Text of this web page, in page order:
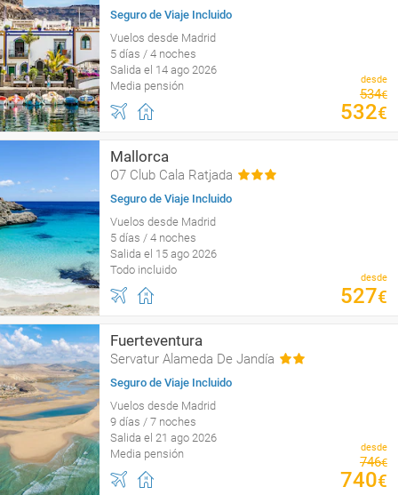
Seguro de Viaje Incluido
Vuelos desde Madrid
5 días / 4 noches
Salida el 14 ago 2026
Media pensión
desde
534€
532€
Mallorca
O7 Club Cala Ratjada
Seguro de Viaje Incluido
Vuelos desde Madrid
5 días / 4 noches
Salida el 15 ago 2026
Todo incluido
desde
527€
Fuerteventura
Servatur Alameda De Jandía
Seguro de Viaje Incluido
Vuelos desde Madrid
9 días / 7 noches
Salida el 21 ago 2026
Media pensión
desde
746€
740€